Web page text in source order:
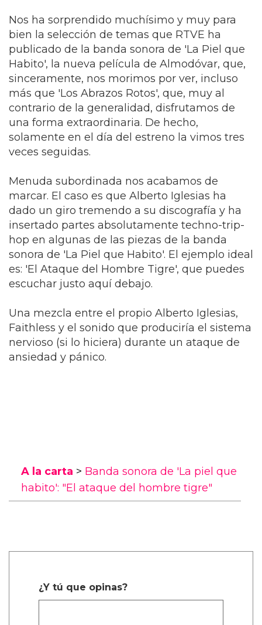
Nos ha sorprendido muchísimo y muy para
bien la selección de temas que RTVE ha
publicado de la banda sonora de 'La Piel que
Habito', la nueva película de Almodóvar, que,
sinceramente, nos morimos por ver, incluso
más que 'Los Abrazos Rotos', que, muy al
contrario de la generalidad, disfrutamos de
una forma extraordinaria. De hecho,
solamente en el día del estreno la vimos tres
veces seguidas.
Menuda subordinada nos acabamos de
marcar. El caso es que Alberto Iglesias ha
dado un giro tremendo a su discografía y ha
insertado partes absolutamente techno-trip-
hop en algunas de las piezas de la banda
sonora de 'La Piel que Habito'. El ejemplo ideal
es: 'El Ataque del Hombre Tigre', que puedes
escuchar justo aquí debajo.
Una mezcla entre el propio Alberto Iglesias,
Faithless y el sonido que produciría el sistema
nervioso (si lo hiciera) durante un ataque de
ansiedad y pánico.
A la carta > Banda sonora de 'La piel que
habito': "El ataque del hombre tigre"
¿Y tú que opinas?